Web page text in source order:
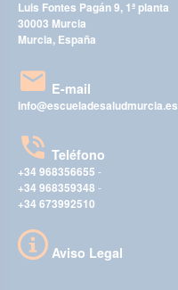
Luis Fontes Pagán 9, 1ª planta
30003 Murcia
Murcia, España
E-mail
info@escueladesaludmurcia.es
Teléfono
+34 968356655 -
+34 968359348 -
+34 673992510
Aviso Legal